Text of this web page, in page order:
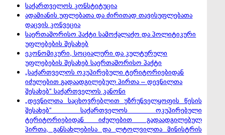
საქართველოს კონსტიტუცია
ადამიანის უფლებათა და ძირითად თავისუფლებათა
დაცვის კონვეცია
საერთაშორისო პაქტი სამოქალაქო და პოლიტიკური
უფლებების შესახებ
ეკონომიკური, სოციალური და კულტურული
უფლებების შესახებ საერთაშორისო პაქტი
„საქართველოს ოკუპირებული ტერიტორიებიდან
იძულებით გადაადგილებულ პირთა – დევნილთა
შესახებ“ საქართველოს კანონი
„დევნილთა საცხოვრებლით უზრუნველყოფის წესის
შესახებ“ საქართველოს ოკუპირებული
ტერიტორიებიდან იძულებით გადაადგილებულ
პირთა, განსახლებისა და ლტოლვილთა მინისტრის